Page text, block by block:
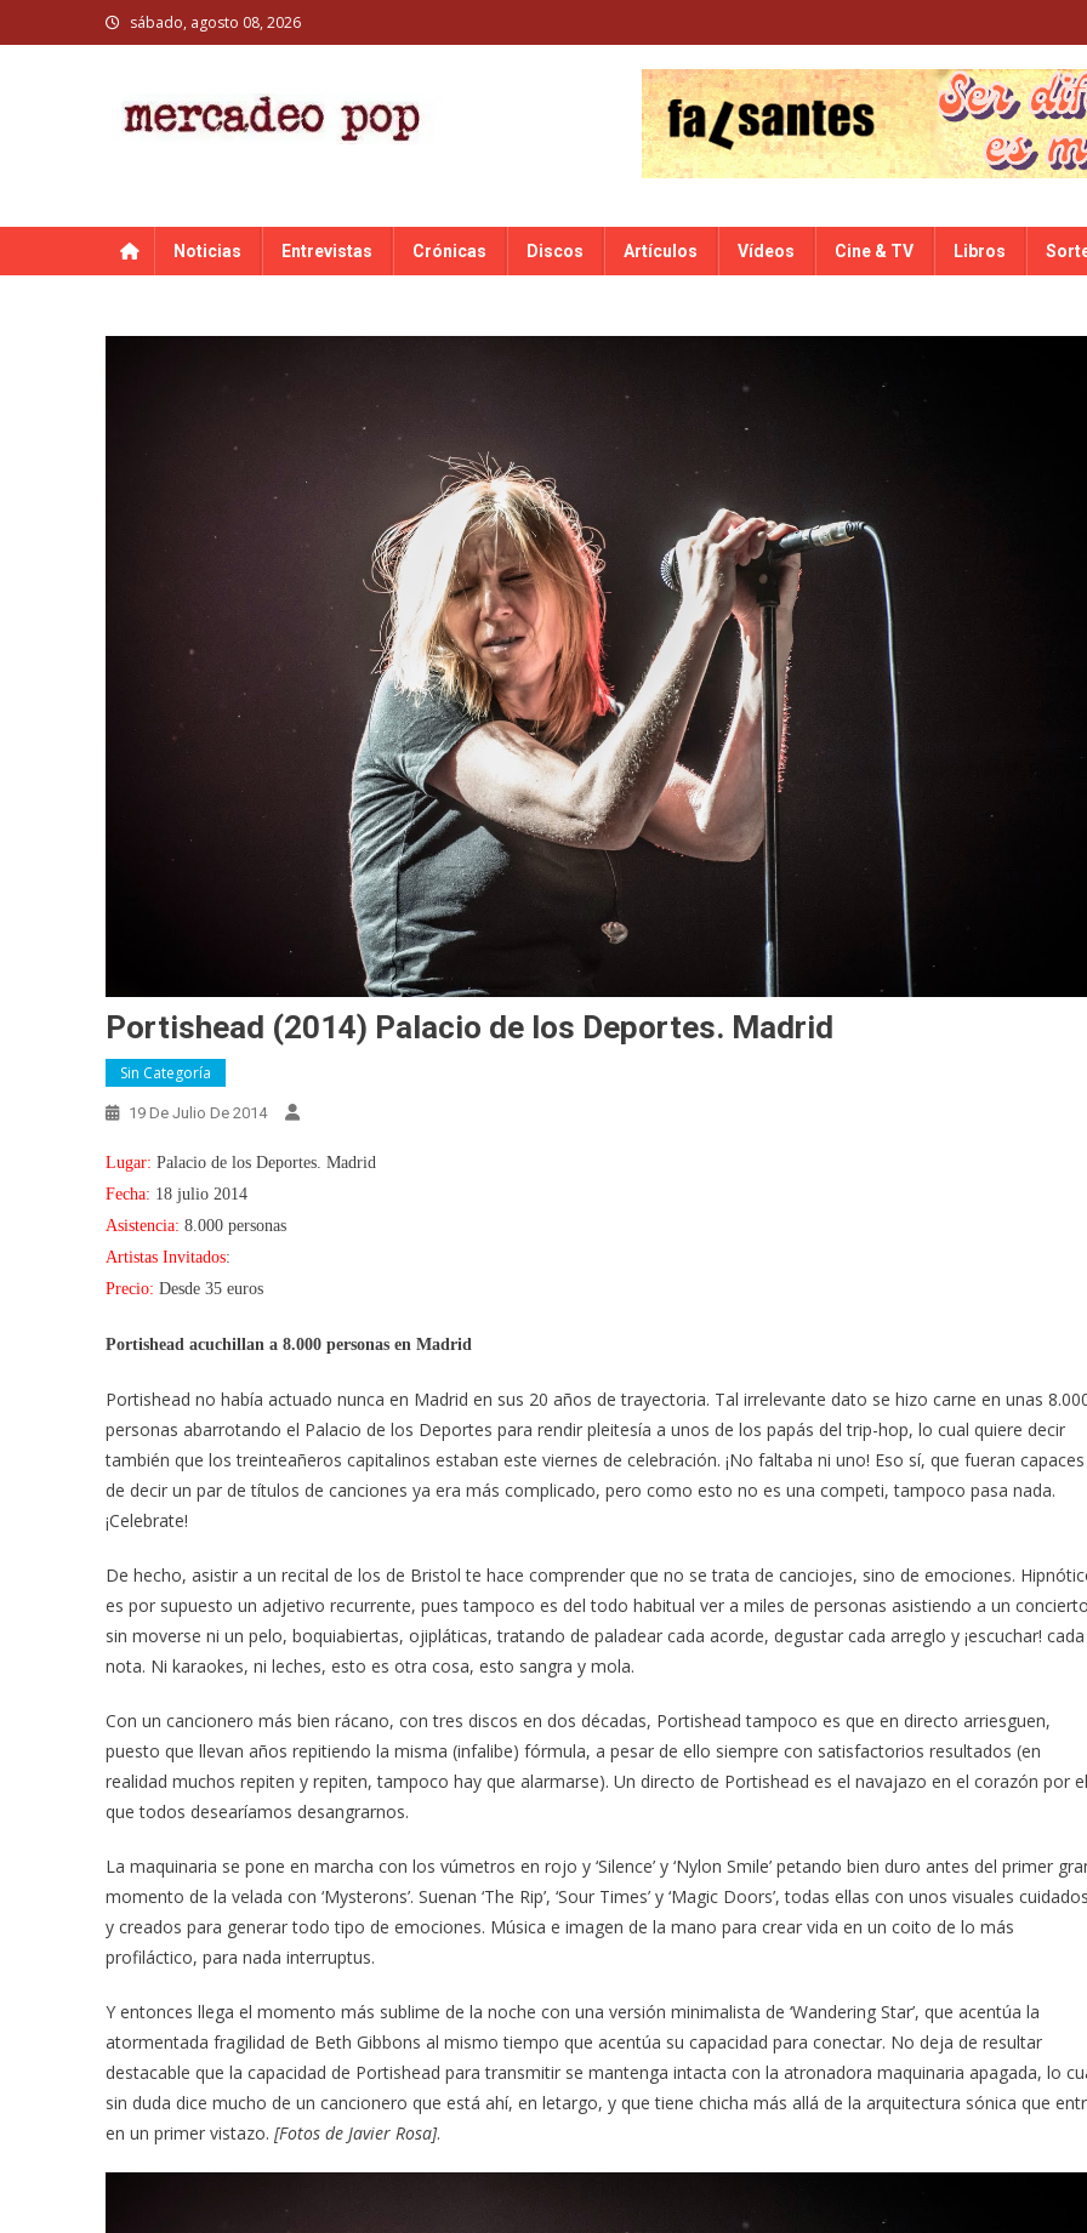
to
sábado, agosto 08, 2026
Noticias Entrevistas Crónicas Discos Artículos Vídeos Cine & TV Libros
Portishead (2014) Palacio de los Deportes. Madrid
Sin Categoría
19 De Julio De 2014
Lugar: Palacio de los Deportes. Madrid
Fecha: 18 julio 2014
Asistencia: 8.000 personas
Artistas Invitados:
Precio: Desde 35 euros
Portishead acuchillan a 8.000 personas en Madrid
Portishead no había actuado nunca en Madrid en sus 20 años de trayectoria. Tal irrelevante dato se hizo carne en unas
personas abarrotando el Palacio de los Deportes para rendir pleitesía a unos de los papás del trip-hop, lo cual quiere decir
también que los treinteañeros capitalinos estaban este viernes de celebración. ¡No faltaba ni uno! Eso sí, que fueran capaces
de decir un par de títulos de canciones ya era más complicado, pero como esto no es una competi, tampoco pasa nada.
¡Celebrate!
De hecho, asistir a un recital de los de Bristol te hace comprender que no se trata de canciojes, sino de emociones.
es por supuesto un adjetivo recurrente, pues tampoco es del todo habitual ver a miles de personas asistiendo a un concierto
sin moverse ni un pelo, boquiabiertas, ojipláticas, tratando de paladear cada acorde, degustar cada arreglo y ¡escuchar! cada
nota. Ni karaokes, ni leches, esto es otra cosa, esto sangra y mola.
Con un cancionero más bien rácano, con tres discos en dos décadas, Portishead tampoco es que en directo arriesguen,
puesto que llevan años repitiendo la misma (infalibe) fórmula, a pesar de ello siempre con satisfactorios resultados (en
realidad muchos repiten y repiten, tampoco hay que alarmarse). Un directo de Portishead es el navajazo en el corazón por el
que todos desearíamos desangrarnos.
La maquinaria se pone en marcha con los vúmetros en rojo y ‘Silence’ y ‘Nylon Smile’ petando bien duro antes del primer
momento de la velada con ‘Mysterons’. Suenan ‘The Rip’, ‘Sour Times’ y ‘Magic Doors’, todas ellas con unos visuales cuidados
y creados para generar todo tipo de emociones. Música e imagen de la mano para crear vida en un coito de lo más
profiláctico, para nada interruptus.
Y entonces llega el momento más sublime de la noche con una versión minimalista de ‘Wandering Star’, que acentúa la
atormentada fragilidad de Beth Gibbons al mismo tiempo que acentúa su capacidad para conectar. No deja de resultar
destacable que la capacidad de Portishead para transmitir se mantenga intacta con la atronadora maquinaria apagada, lo
sin duda dice mucho de un cancionero que está ahí, en letargo, y que tiene chicha más allá de la arquitectura sónica que
en un primer vistazo. [Fotos de Javier Rosa].